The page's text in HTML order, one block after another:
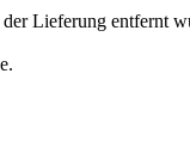
Lieferung entfernt